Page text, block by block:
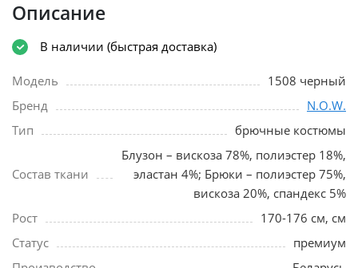
Описание
В наличии (быстрая доставка)
Модель
1508 черный
Бренд
N.O.W.
Тип
брючные костюмы
Состав ткани
Блузон – вискоза 78%, полиэстер 18%,
эластан 4%; Брюки – полиэстер 75%,
вискоза 20%, спандекс 5%
Рост
170-176 см, см
Статус
премиум